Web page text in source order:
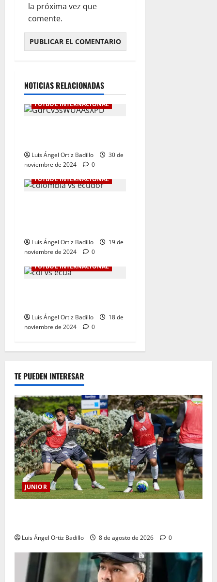
la próxima vez que
comente.
NOTICIAS RELACIONADAS
FÚTBOL INTERNACIONAL
Luis Ángel Ortiz Badillo
30 de
noviembre de 2024
0
FÚTBOL INTERNACIONAL
Luis Ángel Ortiz Badillo
19 de
noviembre de 2024
0
FÚTBOL INTERNACIONAL
Luis Ángel Ortiz Badillo
18 de
noviembre de 2024
0
TE PUEDEN INTERESAR
JUNIOR
Luis Ángel Ortiz Badillo 8 de agosto de 2026 0